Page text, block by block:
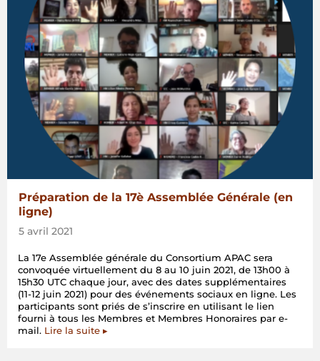
Préparation de la 17è Assemblée Générale (en
ligne)
5 avril 2021
La 17e Assemblée générale du Consortium APAC sera
convoquée virtuellement du 8 au 10 juin 2021, de 13h00 à
15h30 UTC chaque jour, avec des dates supplémentaires
(11-12 juin 2021) pour des événements sociaux en ligne. Les
participants sont priés de s’inscrire en utilisant le lien
fourni à tous les Membres et Membres Honoraires par e-
mail. Lire la suite ▸